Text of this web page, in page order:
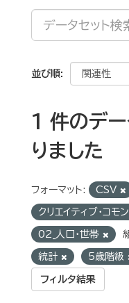
並び順
1 件のデー
りました
フォーマット: CSV
クリエイティブ・コモ
02_人口・世帯
統計 5歳階級
フィルタ結果